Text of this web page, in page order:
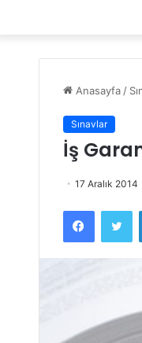
Anasayfa /
Sınavlar
İş
17 Aralık 2014
Facebook Twitter